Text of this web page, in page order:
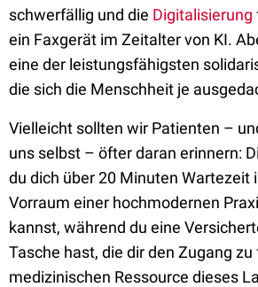
schwerfällig und die Digitalisierung
ein Faxgerät im Zeitalter von KI.
eine der leistungsfähigsten
die sich die Menschheit je
Vielleicht sollten wir Patienten –
uns selbst – öfter daran erinnern:
du dich über 20 Minuten Wartezeit
Vorraum einer hochmodernen
kannst, während du eine
Tasche hast, die dir den Zugang
medizinischen Ressource dieses